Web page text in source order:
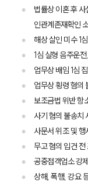
법률상 이혼 후
인관계존재확인
해상 살인 미수 1
1심 실형 음주운
업무상 배임 1심
업무상 횡령 혐의
보조금법 위반 항
사기 혐의 불송치
사문서 위조 및 행
무고 혐의 입건 전
공중접객업소 강
상해, 폭행, 강요